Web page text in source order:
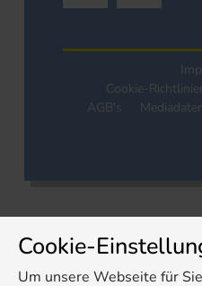
Cookie-
AGB's
Cookie-
Um unsere Webseite für